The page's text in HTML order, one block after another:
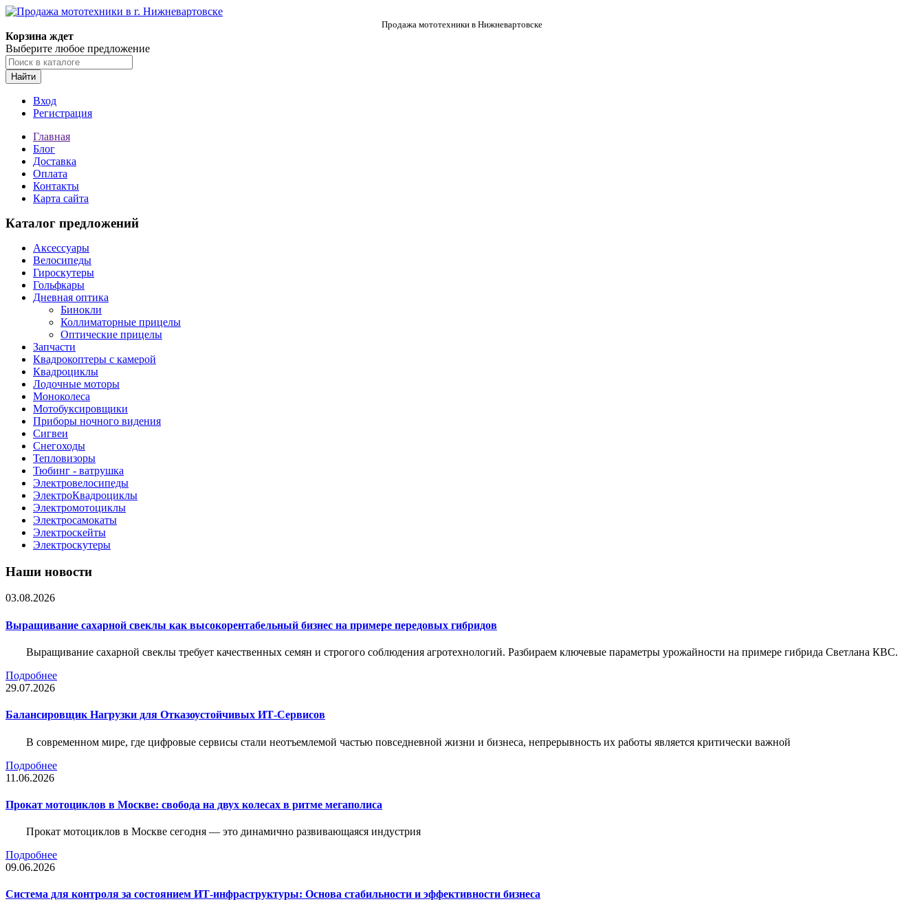
Продажа мототехники в Нижневартовске
Корзина ждет
Выберите любое предложение
Найти
Вход
Регистрация
Главная
Блог
Доставка
Оплата
Контакты
Карта сайта
Каталог предложений
Аксессуары
Велосипеды
Гироскутеры
Гольфкары
Дневная оптика
Бинокли
Коллиматорные прицелы
Оптические прицелы
Запчасти
Квадрокоптеры с камерой
Квадроциклы
Лодочные моторы
Моноколеса
Мотобуксировщики
Приборы ночного видения
Сигвеи
Снегоходы
Тепловизоры
Тюбинг - ватрушка
Электровелосипеды
ЭлектроКвадроциклы
Электромотоциклы
Электросамокаты
Электроскейты
Электроскутеры
Наши новости
03.08.2026
Выращивание сахарной свеклы как высокорентабельный бизнес на примере передовых гибридов
Выращивание сахарной свеклы требует качественных семян и строгого соблюдения агротехнологий. Разбираем ключевые параметры урожайности на примере гибрида Светлана КВС.
Подробнее
29.07.2026
Балансировщик Нагрузки для Отказоустойчивых ИТ-Сервисов
В современном мире, где цифровые сервисы стали неотъемлемой частью повседневной жизни и бизнеса, непрерывность их работы является критически важной
Подробнее
11.06.2026
Прокат мотоциклов в Москве: свобода на двух колесах в ритме мегаполиса
Прокат мотоциклов в Москве сегодня — это динамично развивающаяся индустрия
Подробнее
09.06.2026
Система для контроля за состоянием ИТ-инфраструктуры: Основа стабильности и эффективности бизнеса